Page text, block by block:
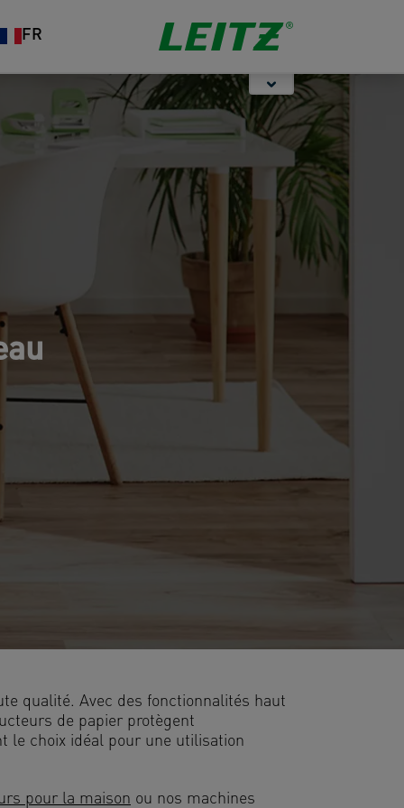
FR
Agrafeuses et
Perforateurs
qualité. Avec des fonctionnalités haut
de papier protègent
le choix idéal pour une utilisation
pour la maison ou nos machines